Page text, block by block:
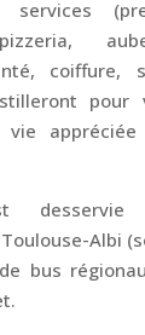
services
coiffure,
pour
appréciée
desservie
Albi
bus